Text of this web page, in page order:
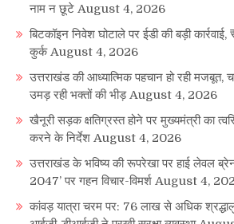
नाम न छूटे August 4, 2026
बिटकॉइन निवेश घोटाले पर ईडी की बड़ी
कुर्क August 4, 2026
उत्तराखंड की आध्यात्मिक पहचान हो रही मजबूत,
उमड़ रही भक्तों की भीड़ August 4, 2026
खैनूरी सड़क क्षतिग्रस्त होने पर मुख्यमंत्री का
करने के निर्देश August 4, 2026
उत्तराखंड के भविष्य की रूपरेखा पर हाई लेवल
2047’ पर गहन विचार-विमर्श August 4,
कांवड़ यात्रा चरम पर: 76 लाख से अधिक